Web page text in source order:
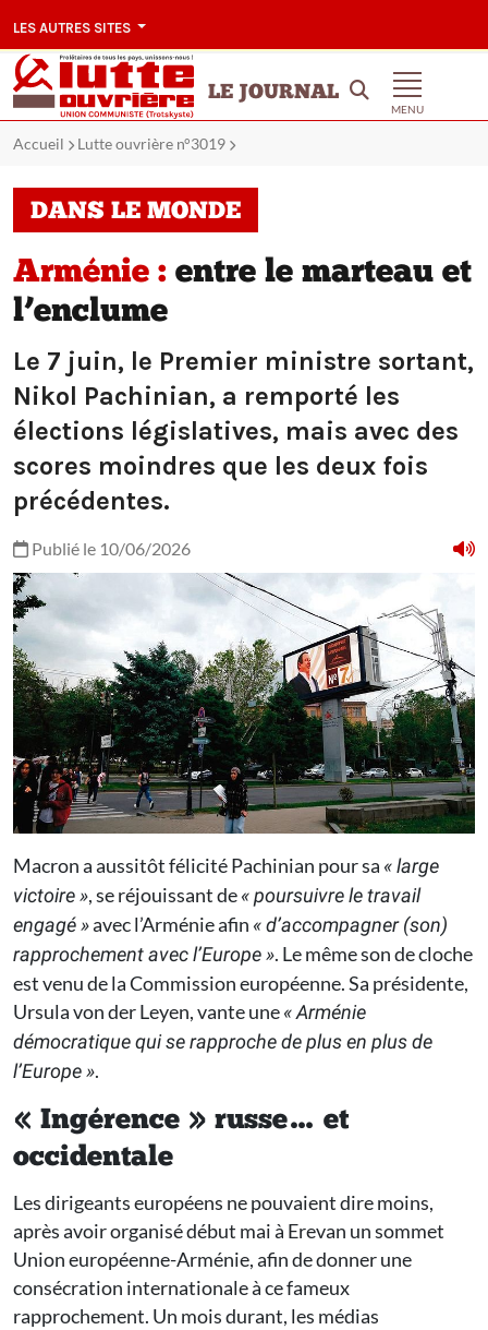
LES AUTRES SITES
LE JOURNAL
MENU
Accueil Lutte ouvrière n°3019
DANS LE MONDE
Arménie : entre le marteau et
l’enclume
Le 7 juin, le Premier ministre sortant,
Nikol Pachinian, a remporté les
élections législatives, mais avec des
scores moindres que les deux fois
précédentes.
Publié le 10/06/2026
Macron a aussitôt félicité Pachinian pour sa « large
victoire », se réjouissant de« poursuivre le travail
engagé »avec l’Arménie afin « d’accompagner(son)
rapprochement avec l’Europe ». Le même son de cloche
est venu de la Commission européenne. Sa présidente,
Ursula von der Leyen, vante une« Arménie
démocratique qui se rapproche de plus en plus de
l’Europe ».
« Ingérence » russe… et
occidentale
Les dirigeants européens ne pouvaient dire moins,
après avoir organisé début mai à Erevan un sommet
Union européenne-Arménie, afin de donner une
consécration internationale à ce fameux
rapprochement. Un mois durant, les médias